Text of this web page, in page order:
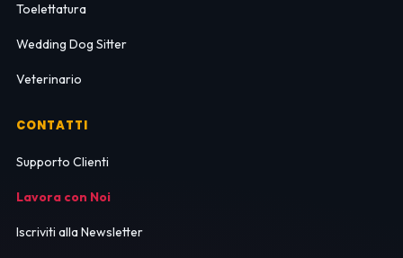
Toelettatura
Wedding Dog Sitter
Veterinario
CONTATTI
Supporto Clienti
Lavora con Noi
Iscriviti alla Newsletter